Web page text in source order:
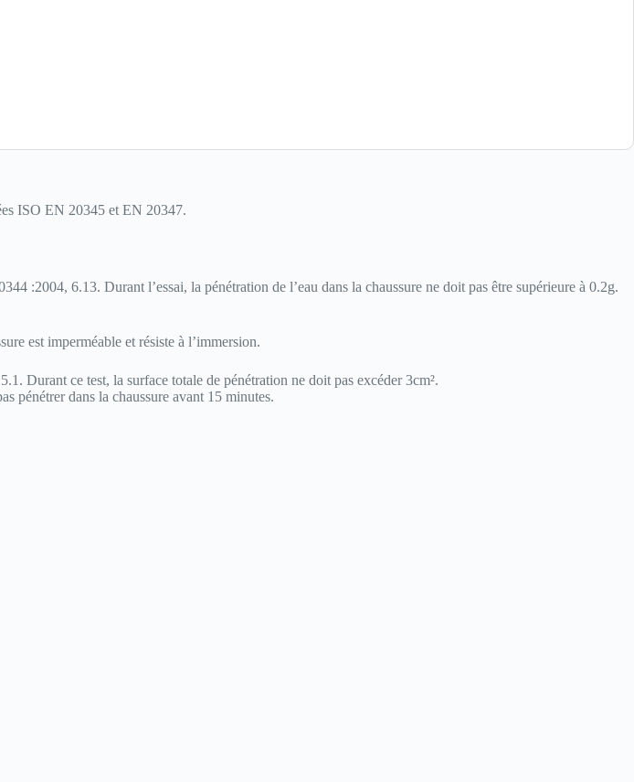
ISO EN 20345 et EN 20347.
:2004, 6.13. Durant l’essai, la pénétration de l’eau dans la chaussure ne doit pas être supérieure à 0.2g.
est imperméable et résiste à l’immersion.
Durant ce test, la surface totale de pénétration ne doit pas excéder 3cm².
pénétrer dans la chaussure avant 15 minutes.